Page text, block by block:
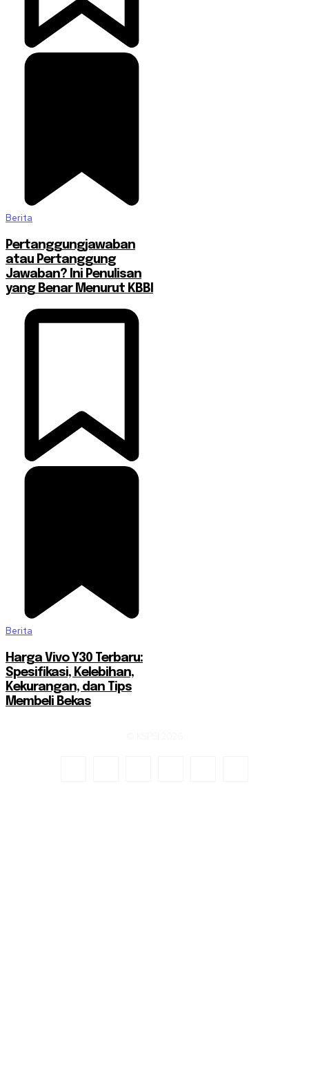
Berita
Pertanggungjawaban
atau Pertanggung
Jawaban? Ini Penulisan
yang Benar Menurut KBBI
Berita
Harga Vivo Y30 Terbaru:
Spesifikasi, Kelebihan,
Kekurangan, dan Tips
Membeli Bekas